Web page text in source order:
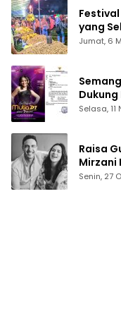
yang
Jumat, 6
Selasa,
Raisa
Mirzani
Senin, 27